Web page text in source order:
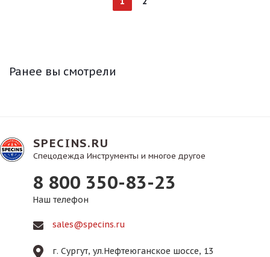
Ранее вы смотрели
SPECINS.RU
Спецодежда Инструменты и многое другое
8 800 350-83-23
Наш телефон
sales@specins.ru
г. Сургут, ул.Нефтеюганское шоссе, 13